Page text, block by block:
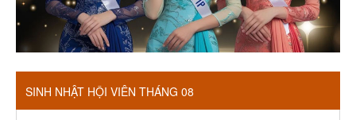
SINH NHẬT HỘI VIÊN THÁNG 08